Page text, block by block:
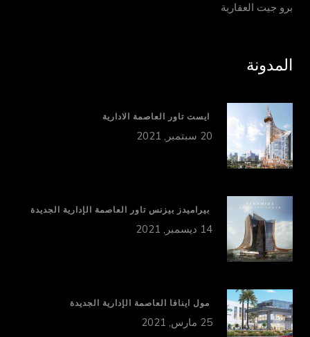
برو جيت العقارية
المدونة
ايست تاور العاصمة الادارية
20 سبتمبر, 2021
بيراميدز بيزنس تاور العاصمة الإدارية الجديدة
14 ديسمبر, 2021
مول اينافا العاصمة الإدارية الجديدة
25 مارس, 2021